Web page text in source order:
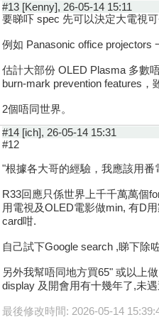
#13 [Kenny], 26-05-14 15:11
要睇吓 spec 先可以決定大電視
例如 Panasonic office projectors
估計大部份 OLED Plasma 多數
burn-mark prevention features，
2個唔同世界。
#14 [ich], 26-05-14 15:31
#12
"根據各大哥的經驗，我應該用番
R33回應只係世界上千千萬萬個
用電視及OLED電影做min, 有D
card咁.
自己試下Google search ,睇下除
另外我幫唔同地方買65" 或以上
display 及開會用有十幾年了,未
最後修改時間: 2026-05-14